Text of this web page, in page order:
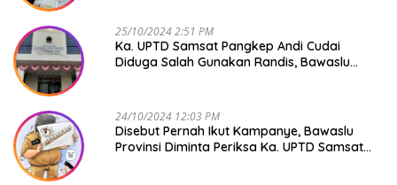
25/10/2024 2:51 PM
Ka. UPTD Samsat Pangkep Andi Cudai
Diduga Salah Gunakan Randis, Bawaslu
24/10/2024 12:03 PM
Disebut Pernah Ikut Kampanye, Bawaslu
Provinsi Diminta Periksa Ka. UPTD Samsat